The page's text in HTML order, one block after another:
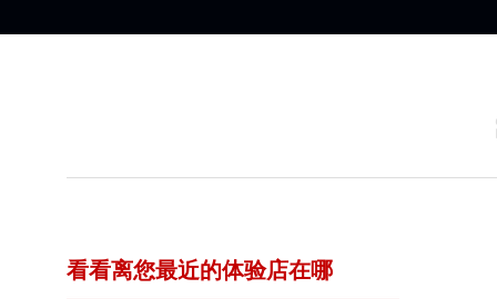
看看离您最近的体验店在哪